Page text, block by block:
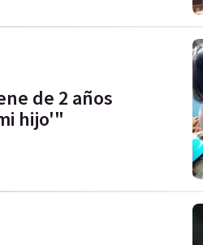
de 2 años
hijo'"